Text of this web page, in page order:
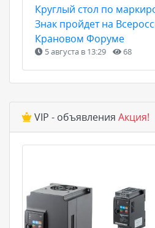
Круглый стол по
Знак пройдет на
Крановом Форуме
5 августа в 13:29 68
VIP - объявления Акция!